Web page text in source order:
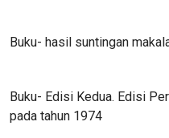
Buku- hasil suntingan
Buku- Edisi Kedua. Edisi
pada tahun 1974